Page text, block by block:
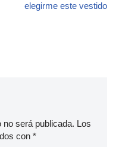
elegirme este vestido
será publicada. Los
con *